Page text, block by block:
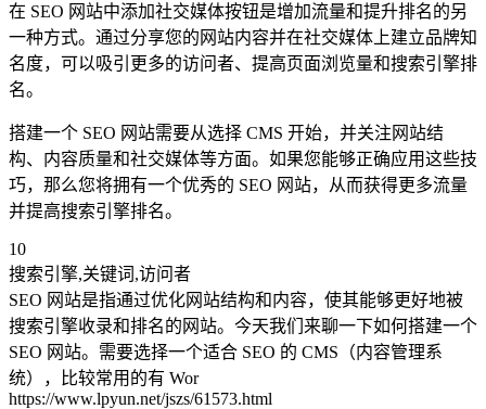
在 SEO 网站中添加社交媒体按钮是增加流量和提升排名的另
一种方式。通过分享您的网站内容并在社交媒体上建立品牌知
名度，可以吸引更多的访问者、提高页面浏览量和搜索引擎排
名。
搭建一个 SEO 网站需要从选择 CMS 开始，并关注网站结
构、内容质量和社交媒体等方面。如果您能够正确应用这些技
巧，那么您将拥有一个优秀的 SEO 网站，从而获得更多流量
并提高搜索引擎排名。
10
搜索引擎,关键词,访问者
SEO 网站是指通过优化网站结构和内容，使其能够更好地被
搜索引擎收录和排名的网站。今天我们来聊一下如何搭建一个
SEO 网站。需要选择一个适合 SEO 的 CMS（内容管理系
统），比较常用的有 Wor
https://www.lpyun.net/jszs/61573.html